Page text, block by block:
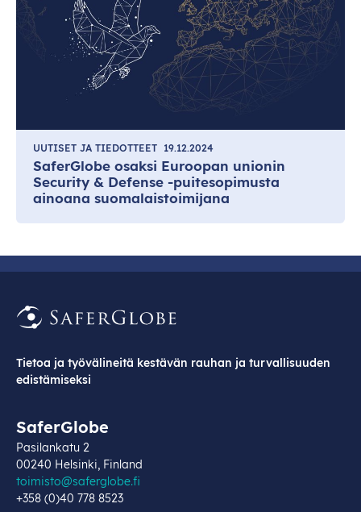
UUTISET JA TIEDOTTEET 19.12.2024
SaferGlobe osaksi Euroopan unionin
Security & Defense -puitesopimusta
ainoana suomalaistoimijana
Tietoa ja työvälineitä kestävän rauhan ja turvallisuuden
edistämiseksi
SaferGlobe
Pasilankatu 2
00240 Helsinki, Finland
toimisto@saferglobe.fi
+358 (0)40 778 8523